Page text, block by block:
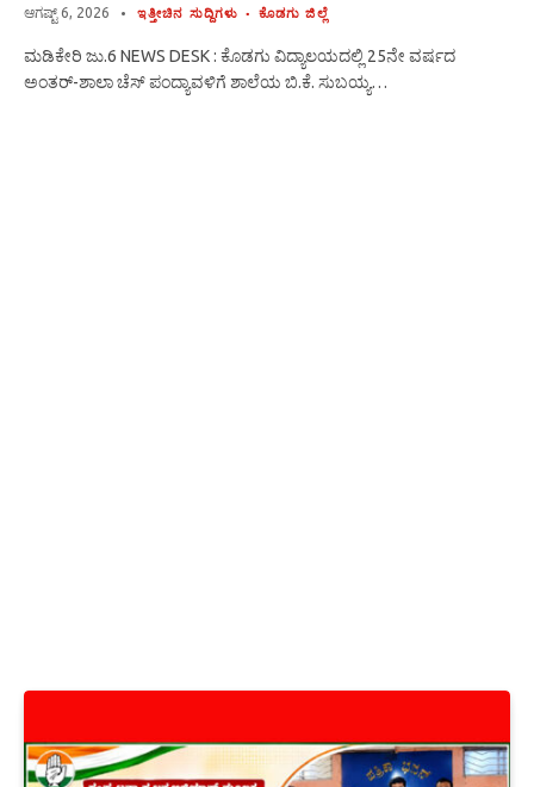
ಆಗಷ್ಟ್ 6, 2026 ಇತ್ತೀಚಿನ ಸುದ್ದಿಗಳು ಕೊಡಗು ಜಿಲ್ಲೆ
ಮಡಿಕೇರಿ ಜು.6 NEWS DESK : ಕೊಡಗು ವಿದ್ಯಾಲಯದಲ್ಲಿ 25ನೇ ವರ್ಷದ
ಅಂತರ್-ಶಾಲಾ ಚೆಸ್ ಪಂದ್ಯಾವಳಿಗೆ ಶಾಲೆಯ ಬಿ.ಕೆ. ಸುಬಯ್ಯ…